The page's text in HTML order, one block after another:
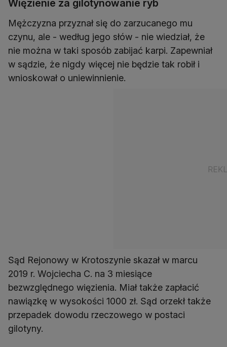
Więzienie za gilotynowanie ryb
Mężczyzna przyznał się do zarzucanego mu
czynu, ale - według jego słów - nie wiedział, że
nie można w taki sposób zabijać karpi. Zapewniał
w sądzie, że nigdy więcej nie będzie tak robił i
wnioskował o uniewinnienie.
Sąd Rejonowy w Krotoszynie skazał w marcu
2019 r. Wojciecha C. na 3 miesiące
bezwzględnego więzienia. Miał także zapłacić
nawiązkę w wysokości 1000 zł. Sąd orzekł także
przepadek dowodu rzeczowego w postaci
gilotyny.